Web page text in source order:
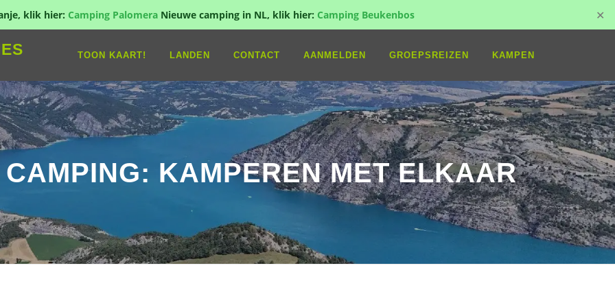
klik hier: Camping Palomera Nieuwe camping in NL, klik hier: Camping Beukenbos ✕
TOON KAART! LANDEN CONTACT AANMELDEN GROEPSREIZEN KAMPEN
KAMPEREN MET ELKAAR